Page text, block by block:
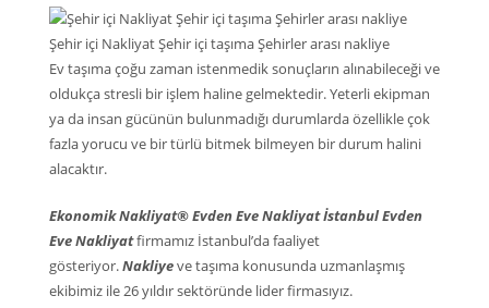
Şehir içi Nakliyat Şehir içi taşıma Şehirler arası nakliye
Ev taşıma çoğu zaman istenmedik sonuçların alınabileceği ve
oldukça stresli bir işlem haline gelmektedir. Yeterli ekipman
ya da insan gücünün bulunmadığı durumlarda özellikle çok
fazla yorucu ve bir türlü bitmek bilmeyen bir durum halini
alacaktır.
Ekonomik Nakliyat® Evden Eve Nakliyat İstanbul Evden
Eve Nakliyatfirmamız İstanbul’da faaliyet
gösteriyor.Nakliyeve taşıma konusunda uzmanlaşmış
ekibimiz ile 26 yıldır sektöründe lider firmasıyız.